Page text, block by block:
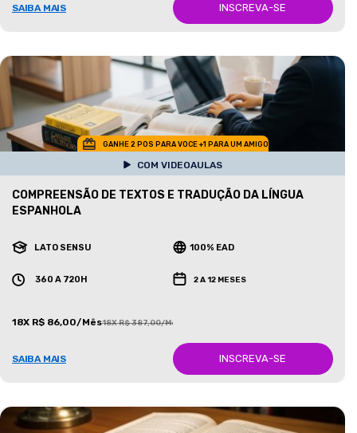
SAIBA MAIS INSCREVA-SE
GANHE 2 POS PARA VOCE +1 PARA UM AMIGO
COM VIDEOAULAS
COMPREENSÃO DE TEXTOS E TRADUÇÃO DA LÍNGUA
ESPANHOLA
LATO SENSU 100% EAD
360 A 720H 2 A 12 MESES
18X R$ 86,00/Mês18X R$ 387,00/Mês
SAIBA MAIS INSCREVA-SE